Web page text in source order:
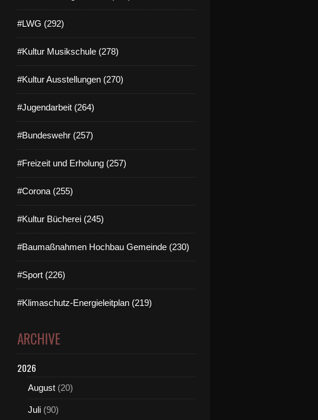
#LWG (292)
#Kultur Musikschule (278)
#Kultur Ausstellungen (270)
#Jugendarbeit (264)
#Bundeswehr (257)
#Freizeit und Erholung (257)
#Corona (255)
#Kultur Bücherei (245)
#Baumaßnahmen Hochbau Gemeinde (230)
#Sport (226)
#Klimaschutz-Energieleitplan (219)
ARCHIVE
2026
August (20)
Juli (90)